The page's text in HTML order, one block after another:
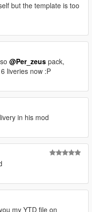
but the template is too
@Per_zeus pack,
liveries now :P
in his mod
my YTD file on